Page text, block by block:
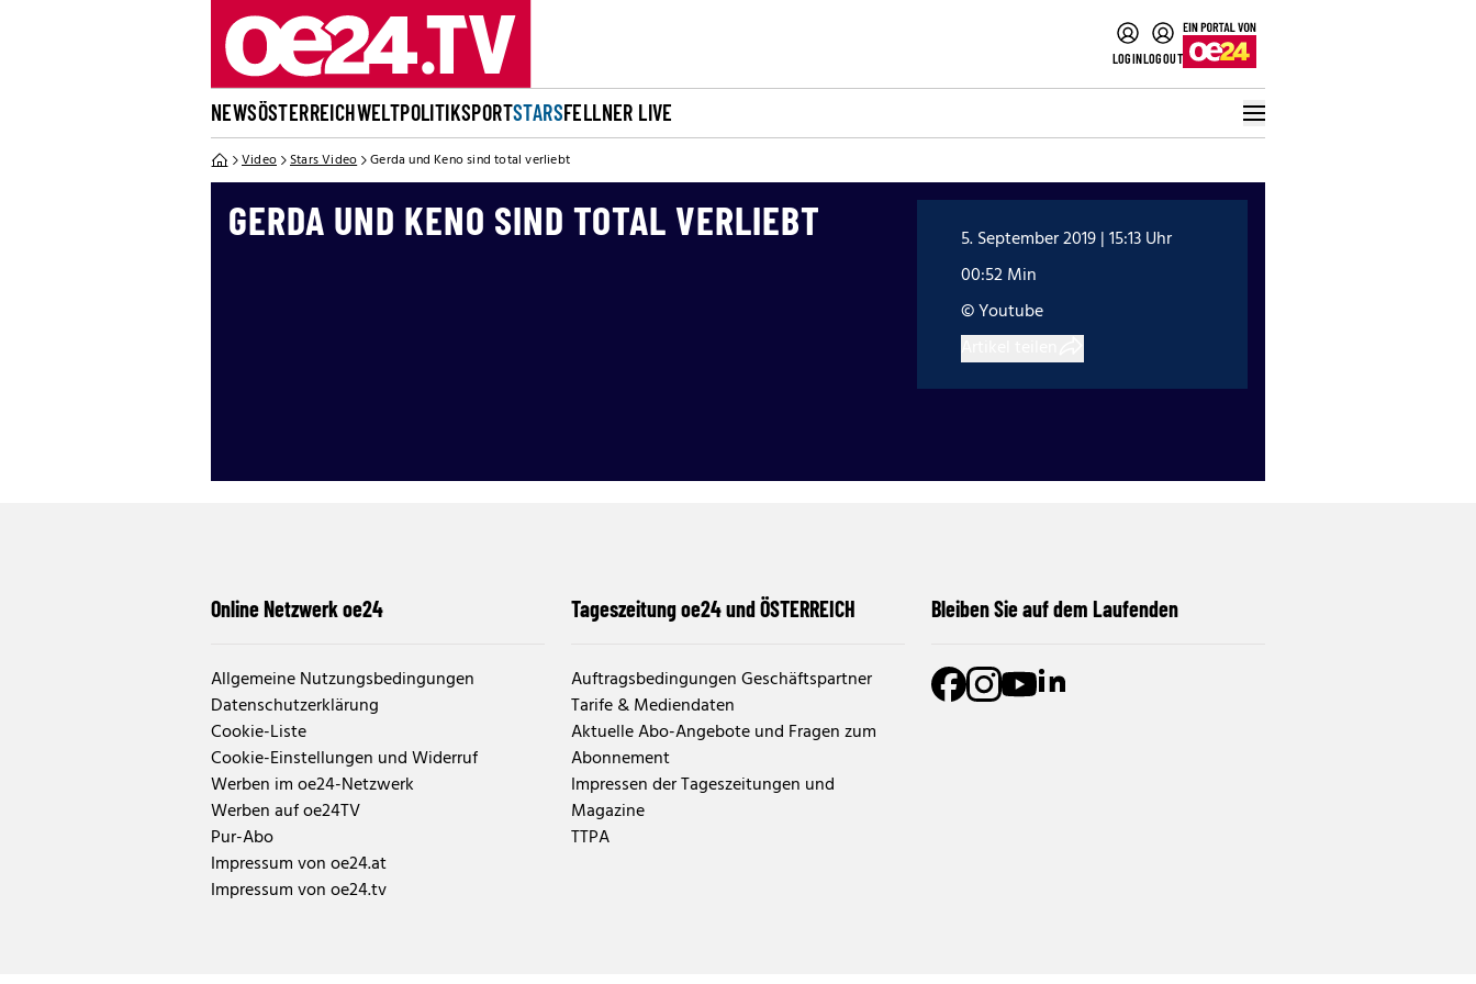
LOGINLOGOUT
NEWSÖSTERREICHWELTPOLITIKSPORTSTARSFELLNER LIVE
Video Stars Video Gerda und Keno sind total verliebt
GERDA UND KENO SIND TOTAL VERLIEBT
5. September 2019 | 15:13 Uhr
00:52 Min
© Youtube
Online Netzwerk oe24
Allgemeine Nutzungsbedingungen
Datenschutzerklärung
Cookie-Liste
Cookie-Einstellungen und Widerruf
Werben im oe24-Netzwerk
Werben auf oe24TV
Pur-Abo
Impressum von oe24.at
Impressum von oe24.tv
Tageszeitung oe24 und ÖSTERREICH
Auftragsbedingungen Geschäftspartner
Tarife & Mediendaten
Aktuelle Abo-Angebote und Fragen zum
Abonnement
Impressen der Tageszeitungen und
Magazine
TTPA
Bleiben Sie auf dem Laufenden